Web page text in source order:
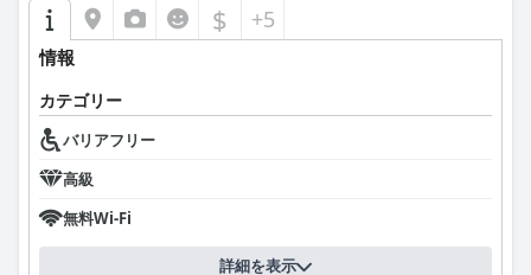
$ +5
情報
カテゴリー
バリアフリー
高級
無料Wi-Fi
詳細を表示